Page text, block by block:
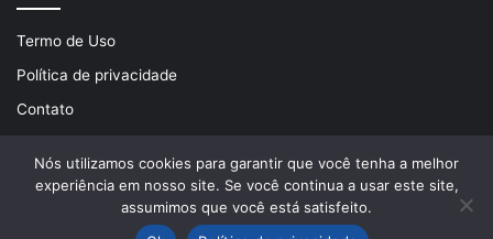
Termo de Uso
Política de privacidade
Contato
© Copyright 2026, Todos os direitos reservados | Desenvolvido
porLA Comunicações
Nós utilizamos cookies para garantir que você tenha a melhor
experiência em nosso site. Se você continua a usar este site,
assumimos que você está satisfeito.